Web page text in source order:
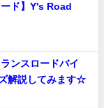
ド】Y's Road
ンスロードバイ
解説してみます☆